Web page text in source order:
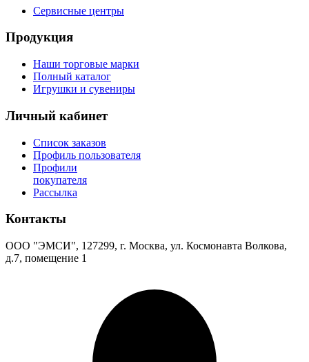
Сервисные центры
Продукция
Наши торговые марки
Полный каталог
Игрушки и сувениры
Личный кабинет
Список заказов
Профиль пользователя
Профили
покупателя
Рассылка
Контакты
ООО "ЭМСИ", 127299, г. Москва, ул. Космонавта Волкова,
д.7, помещение 1